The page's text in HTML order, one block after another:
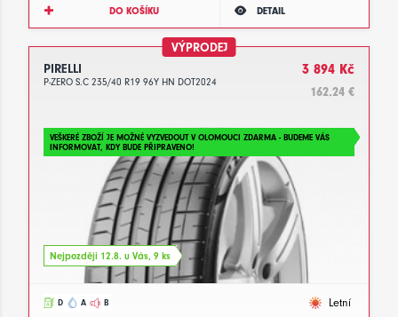
DO KOŠÍKU DETAIL
VÝPRODEJ
PIRELLI
P-ZERO S.C 235/40 R19 96Y HN DOT2024
3 894 Kč
162.24 €
VEŠKERÉ ZBOŽÍ JE MOŽNÉ VYZVEDOUT V OLOMOUCI ZDARMA - BUDEME VÁS
INFORMOVAT, KDY BUDE PŘIPRAVENO!
Nejpozději 12.8. u Vás, 9 ks
D A B Letní